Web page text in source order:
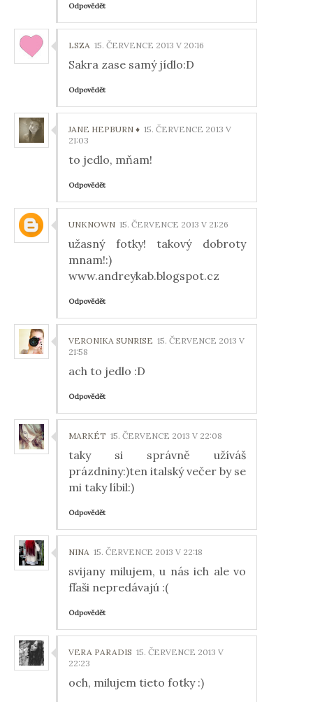
Odpovědět
LSZA 15. ČERVENCE 2013 V 20:16
Sakra zase samý jídlo:D
Odpovědět
JANE HEPBURN ♦ 15. ČERVENCE 2013 V
21:03
to jedlo, mňam!
Odpovědět
UNKNOWN 15. ČERVENCE 2013 V 21:26
užasný fotky! takový dobroty
mnam!:)
www.andreykab.blogspot.cz
Odpovědět
VERONIKA SUNRISE 15. ČERVENCE 2013 V
21:58
ach to jedlo :D
Odpovědět
MARKÉT 15. ČERVENCE 2013 V 22:08
taky si správně užíváš
prázdniny:)ten italský večer by se
mi taky líbil:)
Odpovědět
NINA 15. ČERVENCE 2013 V 22:18
svijany milujem, u nás ich ale vo
fľaši nepredávajú :(
Odpovědět
VERA PARADIS 15. ČERVENCE 2013 V
22:23
och, milujem tieto fotky :)